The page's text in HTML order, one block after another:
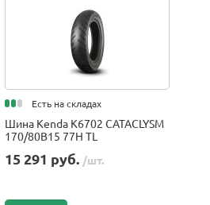
Есть на складах
Шина Kenda K6702 CATACLYSM
170/80B15 77H TL
15 291 руб. /шт.